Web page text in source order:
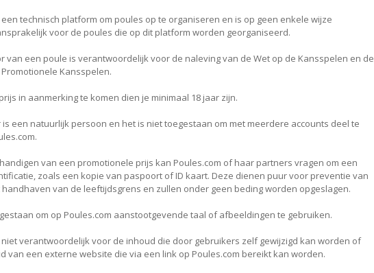
een technisch platform om poules op te organiseren en is op geen enkele wijze
voor de poules die op dit platform worden georganiseerd.
van een poule is verantwoordelijk voor de naleving van de Wet op de Kansspelen en de
Kansspelen.
in aanmerking te komen dien je minimaal 18 jaar zijn.
is een natuurlijk persoon en het is niet toegestaan om met meerdere accounts deel te
van een promotionele prijs kan Poules.com of haar partners vragen om een
zoals een kopie van paspoort of ID kaart. Deze dienen puur voor preventie van
van de leeftijdsgrens en zullen onder geen beding worden opgeslagen.
om op Poules.com aanstootgevende taal of afbeeldingen te gebruiken.
niet verantwoordelijk voor de inhoud die door gebruikers zelf gewijzigd kan worden of
van een externe website die via een link op Poules.com bereikt kan worden.